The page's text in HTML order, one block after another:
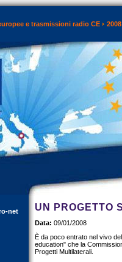
e trasmissioni radio CE 2008
net UN PROGETTO
Data: 09/01/2008
È da poco entrato nel vivo
education" che la
Progetti Multilaterali.